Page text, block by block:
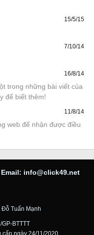
15/5/15
7/10/14
16/8/14
trong những bài viết của
để biết thêm!
11/8/14
web để nhận được điều
Email: info@click49.net
Tuấn Mạnh
BTTTT
cấp ngày 24/11/2020